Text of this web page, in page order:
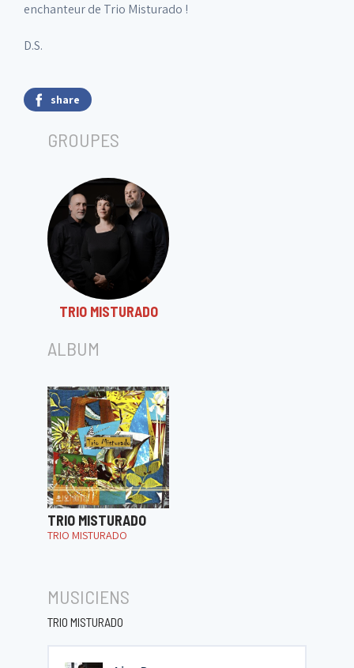
enchanteur de Trio Misturado !
D.S.
share
GROUPES
TRIO MISTURADO
ALBUM
TRIO MISTURADO
TRIO MISTURADO
MUSICIENS
TRIO MISTURADO